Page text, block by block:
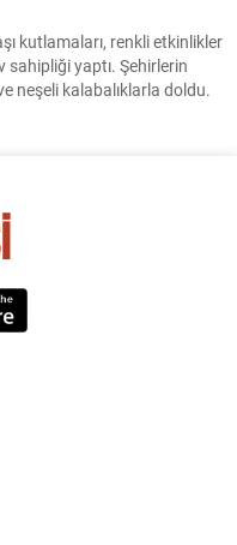
kutlamaları, renkli etkinlikler
sahipliği yaptı. Şehirlerin
neşeli kalabalıklarla doldu.